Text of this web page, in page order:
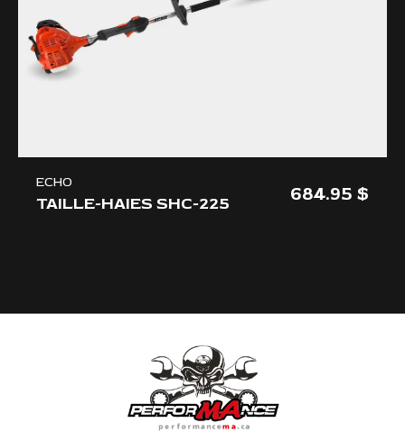
ECHO
TAILLE-HAIES SHC-225 684.95